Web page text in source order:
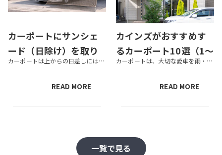
カーポートにサンシェ
ード（日除け）を取り
付ける方法とは？おすカーポートは上からの日差しには強いものの、横からの日差しは防ぎきれないため、車が直射日光に晒されてしまう場合があります。そこでおすすめなのが、カーポートにサンシェード（日除け）を取り付ける方法です。 ベランダやテラスで用...
READ MORE
カインズがおすすめす
るカーポート10選（1〜
2台用）
カーポートは、大切な愛車を雨・雪・風・太陽光などから守るエクステリアです。商品によって機能性はさまざまで、降雪量の多いエリアに向いているものもあれば、台風が上陸しやすい温暖なエリアに向いているものもあります。また、カーポ...
READ MORE
一覧で見る